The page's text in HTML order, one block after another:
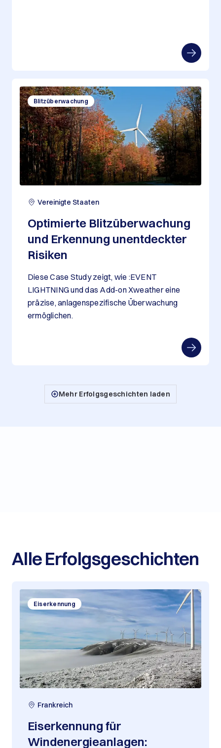
Blitzüberwachung
Vereinigte Staaten
Optimierte Blitzüberwachung
und Erkennung unentdeckter
Risiken
Diese Case Study zeigt, wie :EVENT
LIGHTNING und das Add-on Xweather eine
präzise, anlagenspezifische Überwachung
ermöglichen.
Mehr Erfolgsgeschichten laden
Alle Erfolgsgeschichten
Eiserkennung
Frankreich
Eiserkennung für
Windenergieanlagen: